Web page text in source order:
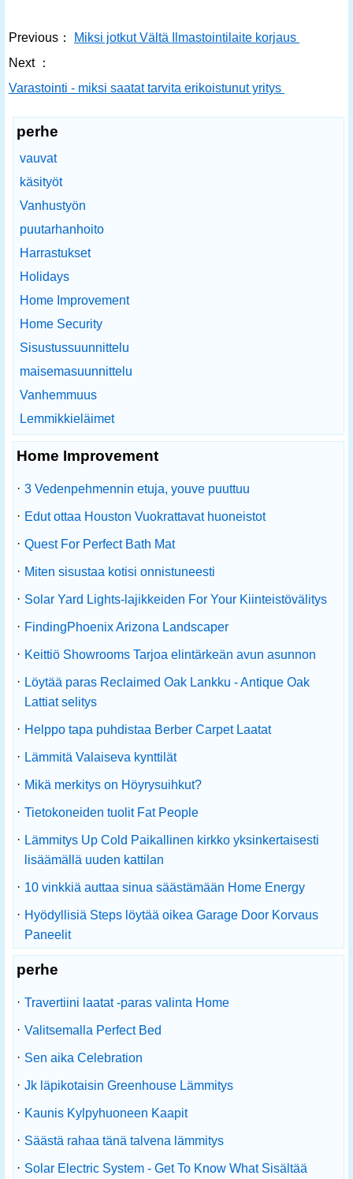
Previous：
Miksi jotkut Vältä Ilmastointilaite korjaus
Next ：
Varastointi - miksi saatat tarvita erikoistunut yritys
perhe
vauvat
käsityöt
Vanhustyön
puutarhanhoito
Harrastukset
Holidays
Home Improvement
Home Security
Sisustussuunnittelu
maisemasuunnittelu
Vanhemmuus
Lemmikkieläimet
Home Improvement
· 3 Vedenpehmennin etuja, youve puuttuu
· Edut ottaa Houston Vuokrattavat huoneistot
· Quest For Perfect Bath Mat
· Miten sisustaa kotisi onnistuneesti
· Solar Yard Lights-lajikkeiden For Your Kiinteistövälitys
· FindingPhoenix Arizona Landscaper
· Keittiö Showrooms Tarjoa elintärkeän avun asunnon
· Löytää paras Reclaimed Oak Lankku - Antique Oak
Lattiat selitys
· Helppo tapa puhdistaa Berber Carpet Laatat
· Lämmitä Valaiseva kynttilät
· Mikä merkitys on Höyrysuihkut?
· Tietokoneiden tuolit Fat People
· Lämmitys Up Cold Paikallinen kirkko yksinkertaisesti
lisäämällä uuden kattilan
· 10 vinkkiä auttaa sinua säästämään Home Energy
· Hyödyllisiä Steps löytää oikea Garage Door Korvaus
Paneelit
perhe
· Travertiini laatat -paras valinta Home
· Valitsemalla Perfect Bed
· Sen aika Celebration
· Jk läpikotaisin Greenhouse Lämmitys
· Kaunis Kylpyhuoneen Kaapit
· Säästä rahaa tänä talvena lämmitys
· Solar Electric System - Get To Know What Sisältää